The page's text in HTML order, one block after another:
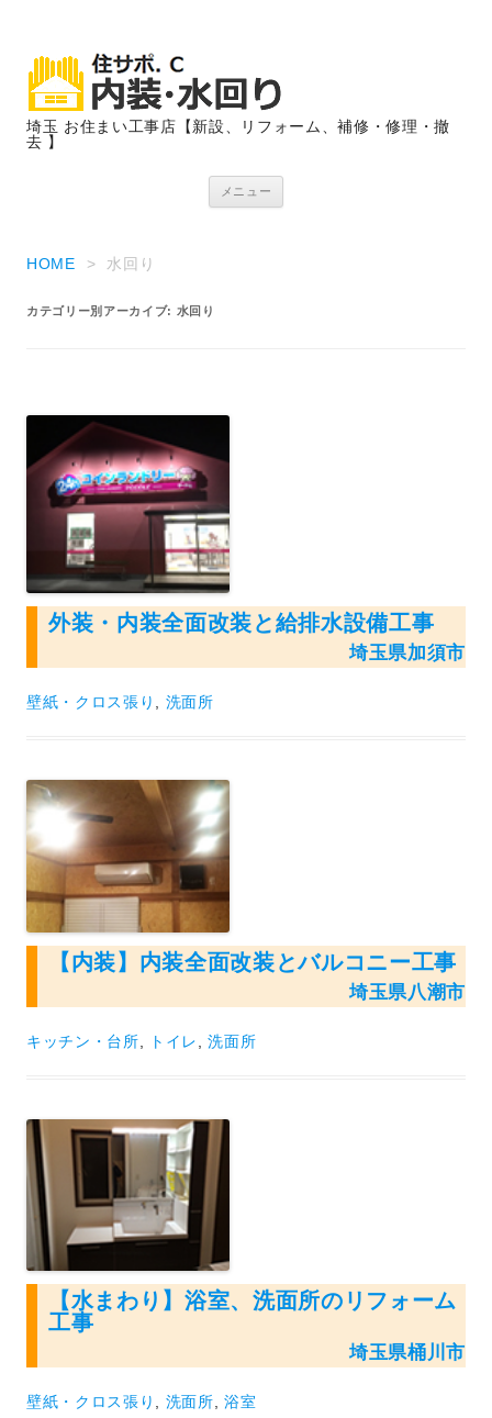
埼玉 お住まい工事店【新設、リフォーム、補修・修理・撤
去 】
メニュー
HOME > 水回り
カテゴリー別アーカイブ: 水回り
外装・内装全面改装と給排水設備工事
埼玉県加須市
壁紙・クロス張り 洗面所
【内装】内装全面改装とバルコニー工事
埼玉県八潮市
キッチン・台所 トイレ ,洗面所
【水まわり】浴室、洗面所のリフォーム
工事
埼玉県桶川市
壁紙・クロス張り , 洗面所,浴室